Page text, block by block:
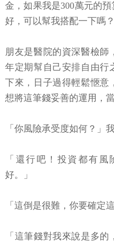
金，如果我是300萬元的
好，可以幫我搭配一下嗎？
朋友是醫院的資深醫檢師
年定期幫自己安排自由行
下來，日子過得輕鬆愜意
想將這筆錢妥善的運用，
「你風險承受度如何？」我
「還行吧！投資都有
好。」
「這倒是很難，你要確定
「這筆錢對我來說是多